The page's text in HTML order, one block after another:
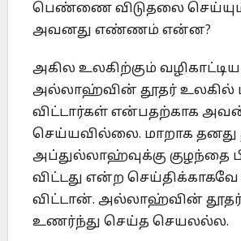
பெண்ணை விடுதலை
அவனது எண்ணம் என்ன?
அகில உலகிற்கும்
அல்லாஹ்வின் தூதர் உலகில்
விட்டார்கள் என்பதற்காக
செய்யவில்லை. மாறாக தனது
அப்துல்லாஹ்வுக்கு குழந்தை
விட்டது என்ற
விட்டான். அல்லாஹ்வின்
உணர்ந்து செய்த செயலல்ல.